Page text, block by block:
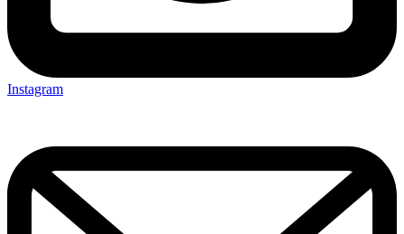
Instagram